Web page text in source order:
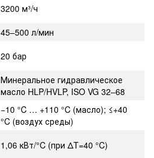
3200 м³/ч
45–500 л/мин
20 бар
Минеральное гидравлическое
масло HLP/HVLP, ISO VG 32–68
−10 °C … +110 °C (масло); ≤+40
°C (воздух среды)
1,06 кВт/°C (при ΔT=40 °C)